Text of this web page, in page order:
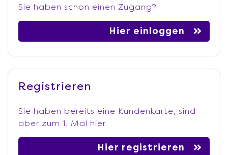
Sie haben schon einen Zugang?
Hier einloggen
Registrieren
Sie haben bereits eine Kundenkarte, sind
aber zum 1. Mal hier
Hier registrieren